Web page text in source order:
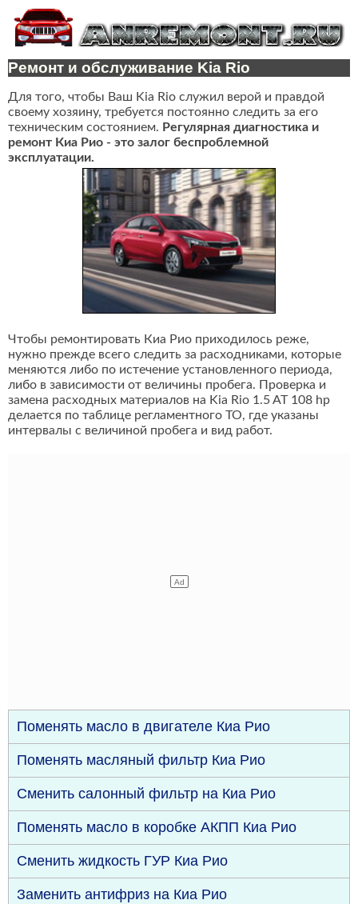
Ремонт и обслуживание Kia Rio
Для того, чтобы Ваш Kia Rio служил верой и правдой
своему хозяину, требуется постоянно следить за его
техническим состоянием. Регулярная диагностика и
ремонт Киа Рио - это залог беспроблемной
эксплуатации.
Чтобы ремонтировать Киа Рио приходилось реже,
нужно прежде всего следить за расходниками, которые
меняются либо по истечение установленного периода,
либо в зависимости от величины пробега. Проверка и
замена расходных материалов на Kia Rio 1.5 AT 108 hp
делается по таблице регламентного ТО, где указаны
интервалы с величиной пробега и вид работ.
Поменять масло в двигателе Киа Рио
Поменять масляный фильтр Киа Рио
Сменить салонный фильтр на Киа Рио
Поменять масло в коробке АКПП Киа Рио
Сменить жидкость ГУР Киа Рио
Заменить антифриз на Киа Рио